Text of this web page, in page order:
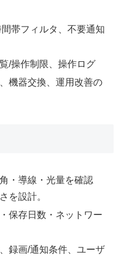
間帯フィルタ、不要通知
/操作制限、操作ログ
機器交換、運用改善の
角・導線・光量を確認
を設計。
保存日数・ネットワー
録画/通知条件、ユーザ